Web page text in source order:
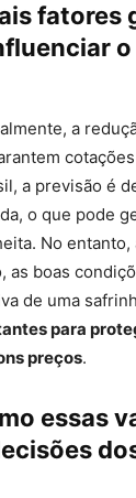
fatores
o
a
a previsão é
o que pode
No entanto,
as boas
de uma
para
preços.
essas